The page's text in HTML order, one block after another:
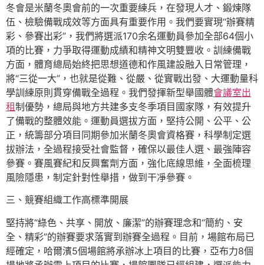
冬會是米蘭冬奧會前的一次重要練兵，在發現人才、鍛煉隊
伍、檢驗備戰成效等方面具有重要作用。我們要實現“辦賽精
彩、參賽出彩”，我們將選派170余名運動員參加全部64個小
項的比賽，力爭取得運動成績和精神文明雙豐收。訓練備戰
方面，體育總局始終把思想道德和作風建設融入日常管理，
將“三從一大”，也就是從難、從嚴、從實戰出發、大運動量科
學訓練原則貫穿備戰全過程。我們發揮新型舉國體會議室出
租制優勢，總局與地方共建多支冬季項目國家隊，有效提升
了備戰的整體效能。運動員選拔方面，堅持公開、公平、公
正，統籌部分項目同期參加米蘭冬奧會資格賽，科學制定選
拔辦法，全過程接受社會監督，確保以最佳人選、最強陣容
參賽。賽風賽紀和反興奮劑方面，強化底線思維，全面梳理
風險隱患，制定針對性舉措，做到干凈參賽。
三、競賽組織工作高標準開展
堅持將“綠色、共享、開放、廉潔”的辦賽理念和“簡約、安
全、精彩”的辦賽要求落實到辦賽全過程。目前，場館布局已
經確定，哈爾濱5個場館將承辦冰上項目的比賽，亞布力8個